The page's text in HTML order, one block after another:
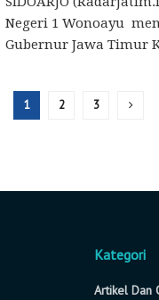
Negeri 1 Wonoayu
Gubernur Jawa Timur
1 2 3
Kategori
Artikel Dan